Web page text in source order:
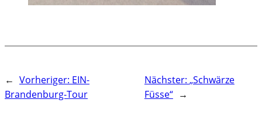
← Vorheriger: EIN-
Brandenburg-Tour
Nächster: „Schwärze
Füsse“ →